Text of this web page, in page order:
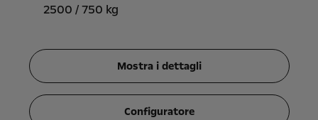
2500 / 750 kg
Mostra i dettagli
Configuratore